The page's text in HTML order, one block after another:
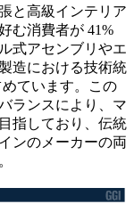
と高級インテリア
む消費者が 41%
式アセンブリやエ
造における技術統
ています。この
ランスにより、マ
指しており、伝統
ンのメーカーの両